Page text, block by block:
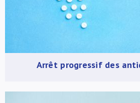
Arrêt progressif des